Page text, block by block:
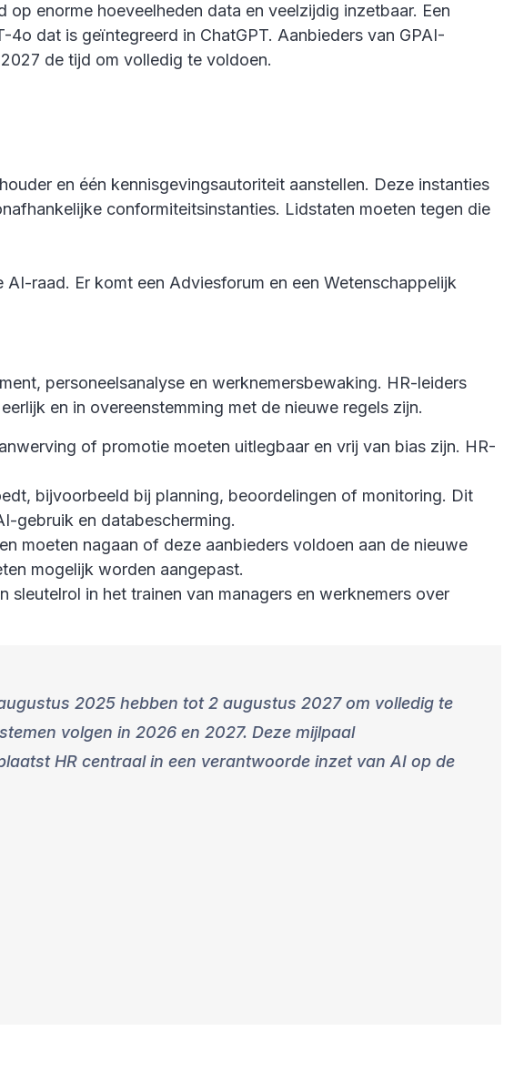
enorme hoeveelheden data en veelzijdig inzetbaar. Een
dat is geïntegreerd in ChatGPT. Aanbieders van GPAI-
de tijd om volledig te voldoen.
en één kennisgevingsautoriteit aanstellen. Deze instanties
conformiteitsinstanties. Lidstaten moeten tegen die
raad. Er komt een Adviesforum en een Wetenschappelijk
personeelsanalyse en werknemersbewaking. HR-leiders
en in overeenstemming met de nieuwe regels zijn.
of promotie moeten uitlegbaar en vrij van bias zijn. HR-
bijvoorbeeld bij planning, beoordelingen of monitoring. Dit
gebruik en databescherming.
moeten nagaan of deze aanbieders voldoen aan de nieuwe
mogelijk worden aangepast.
in het trainen van managers en werknemers over
2025 hebben tot 2 augustus 2027 om volledig te
volgen in 2026 en 2027. Deze mijlpaal
HR centraal in een verantwoorde inzet van AI op de